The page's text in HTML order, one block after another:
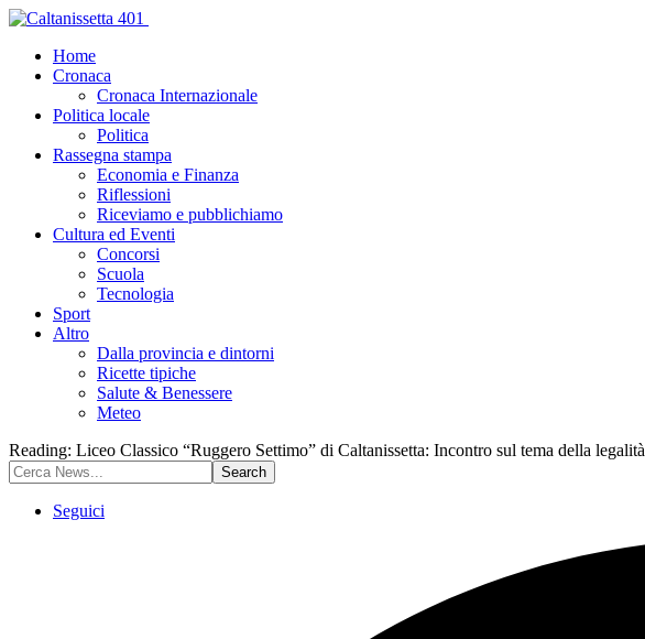
Home
Cronaca
Cronaca Internazionale
Politica locale
Politica
Rassegna stampa
Economia e Finanza
Riflessioni
Riceviamo e pubblichiamo
Cultura ed Eventi
Concorsi
Scuola
Tecnologia
Sport
Altro
Dalla provincia e dintorni
Ricette tipiche
Salute & Benessere
Meteo
Reading: Liceo Classico “Ruggero Settimo” di Caltanissetta: Incontro sul tema della legalità
Seguici